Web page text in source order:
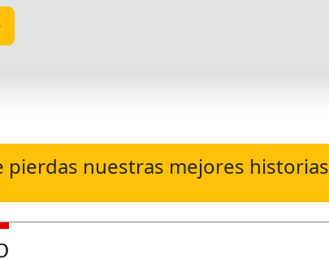
pierdas nuestras mejores historias